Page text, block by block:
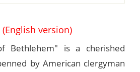
version)
Bethlehem" is a cherished
by American clergyman